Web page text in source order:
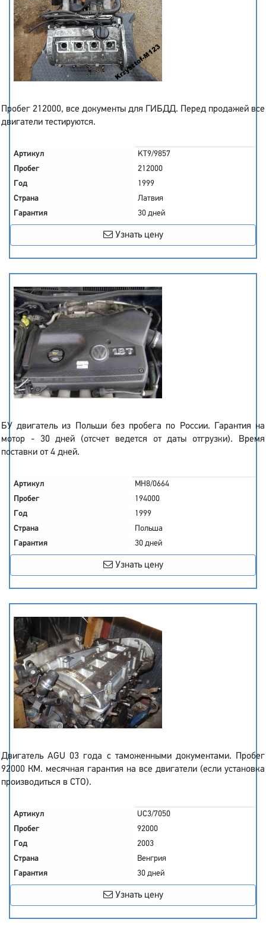
Пробег 212000, все документы для ГИБДД. Перед продажей все
двигатели тестируются.
Артикул
KT9/9857
Пробег
212000
Год
1999
Страна
Латвия
Гарантия
30 дней
Узнать цену
БУ двигатель из Польши без пробега по России. Гарантия на
мотор - 30 дней (отсчет ведется от даты отгрузки). Время
поставки от 4 дней.
Артикул
MH8/0664
Пробег
194000
Год
1999
Страна
Польша
Гарантия
30 дней
Узнать цену
Двигатель AGU 03 года с таможенными документами. Пробег
92000 КМ. месячная гарантия на все двигатели (если установка
производиться в СТО).
Артикул
UC3/7050
Пробег
92000
Год
2003
Страна
Венгрия
Гарантия
30 дней
Узнать цену